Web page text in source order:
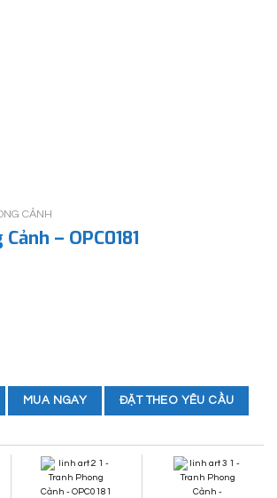
CẢNH
– OPC0181
MUA NGAY ĐẶT THEO YÊU CẦU